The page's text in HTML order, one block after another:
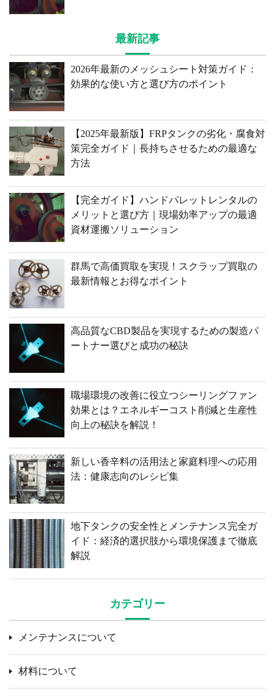
最新記事
2026年最新のメッシュシート対策ガイド：
効果的な使い方と選び方のポイント
【2025年最新版】FRPタンクの劣化・腐食対
策完全ガイド｜長持ちさせるための最適な
方法
【完全ガイド】ハンドパレットレンタルの
メリットと選び方｜現場効率アップの最適
資材運搬ソリューション
群馬で高価買取を実現！スクラップ買取の
最新情報とお得なポイント
高品質なCBD製品を実現するための製造パ
ートナー選びと成功の秘訣
職場環境の改善に役立つシーリングファン
効果とは？エネルギーコスト削減と生産性
向上の秘訣を解説！
新しい香辛料の活用法と家庭料理への応用
法：健康志向のレシピ集
地下タンクの安全性とメンテナンス完全ガ
イド：経済的選択肢から環境保護まで徹底
解説
カテゴリー
メンテナンスについて
材料について